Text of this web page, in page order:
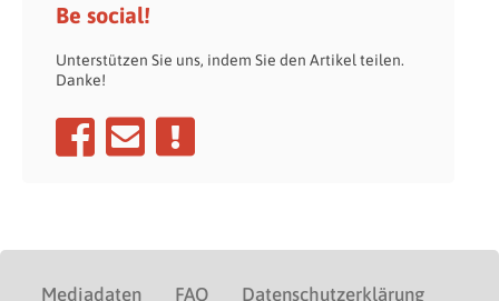
Be social!
Unterstützen Sie uns, indem Sie den Artikel teilen.
Danke!
Mediadaten FAQ Datenschutzerklärung